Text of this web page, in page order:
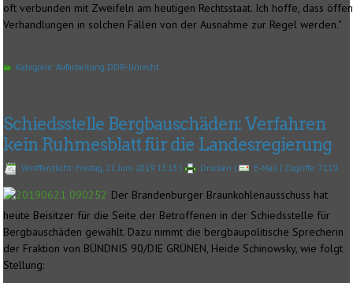
oft verbunden mit Zweifeln am heutigen Rechtsstaat. Ich hoffe, dass
Verhandlungen in solchen Fällen von der Ausnahme zur Regel werden."
Kategorie:Aufarbeitung DDR-Unrecht
Schiedsstelle Bergbauschäden: Verfahren
kein Ruhmesblatt für die Landesregierung
Veröffentlicht: Freitag, 21. Juni 2019 13:13 | Drucken | E-Mail | Zugriffe: 7119
Der Brandenburger Braunkohlenausschuss hat
heute Beisitzer für die Seite der Betroffenen in der Schiedsstelle für
Bergbauschäden gewählt. Dazu nimmt die bergbaupolitische Sprecherin
der Fraktion von BÜNDNIS 90/DIE GRÜNEN, Heide Schinowsky, wie folgt
Stellung: